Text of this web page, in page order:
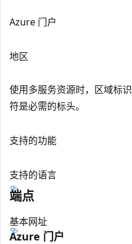
Azure 门户
地区
使用多服务资源时，区域标识
符是必需的标头。
支持的功能
支持的语言
端点
基本网址
Azure 门户